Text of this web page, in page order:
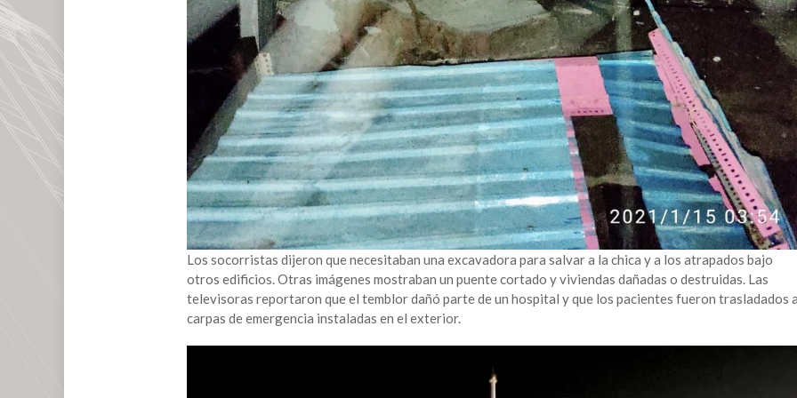
Los socorristas dijeron que necesitaban una excavadora para salvar a la chica y a los atrapados bajo
otros edificios. Otras imágenes mostraban un puente cortado y viviendas dañadas o destruidas. Las
televisoras reportaron que el temblor dañó parte de un hospital y que los pacientes fueron trasladados
carpas de emergencia instaladas en el exterior.